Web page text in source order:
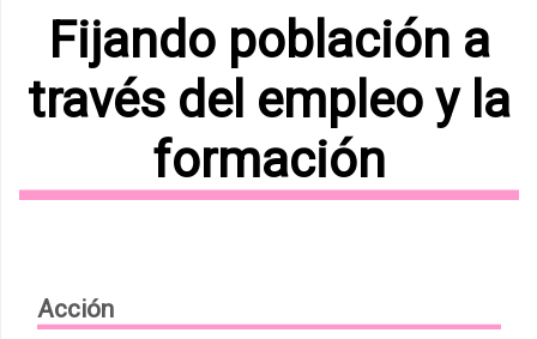
Fijando población a
través del empleo y la
formación
Acción